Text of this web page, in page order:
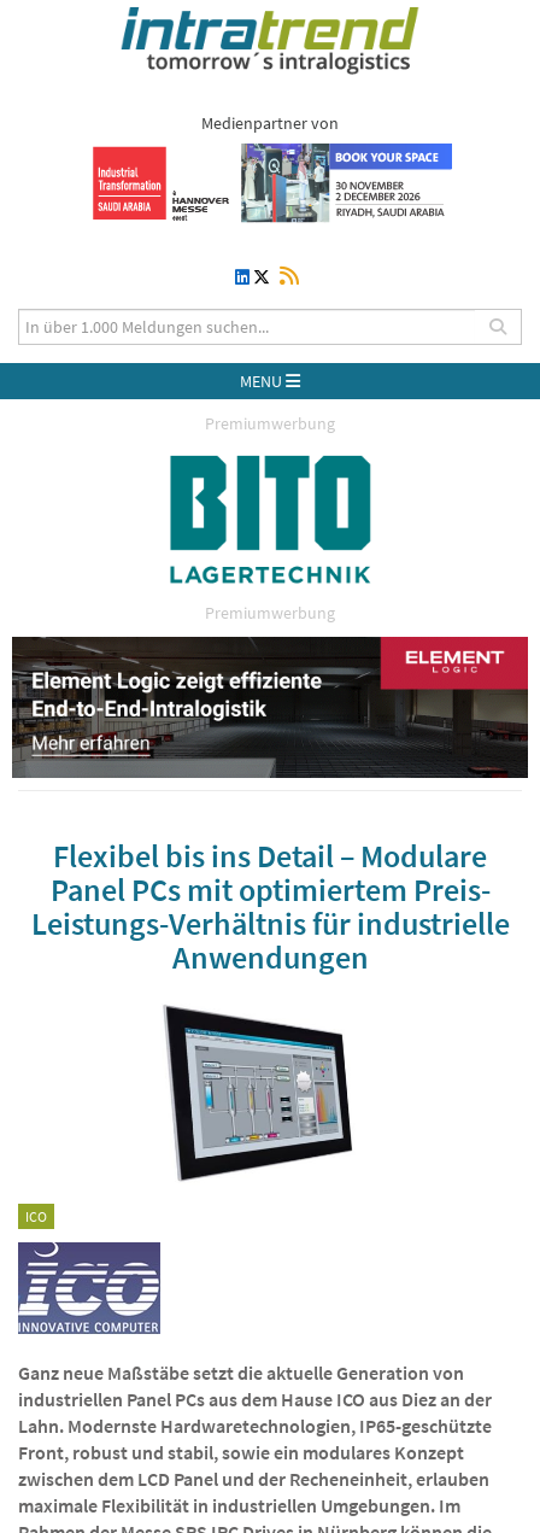
Medienpartner von
MENU
Premiumwerbung
Premiumwerbung
Flexibel bis ins Detail – Modulare
Panel PCs mit optimiertem Preis-
Leistungs-Verhältnis für industrielle
Anwendungen
ICO
Ganz neue Maßstäbe setzt die aktuelle Generation von
industriellen Panel PCs aus dem Hause ICO aus Diez an der
Lahn. Modernste Hardwaretechnologien, IP65-geschützte
Front, robust und stabil, sowie ein modulares Konzept
zwischen dem LCD Panel und der Recheneinheit, erlauben
maximale Flexibilität in industriellen Umgebungen. Im